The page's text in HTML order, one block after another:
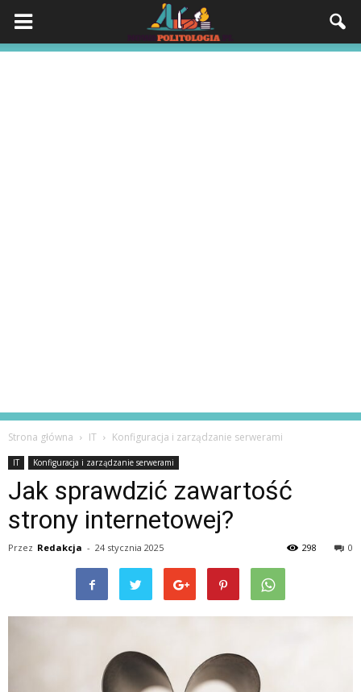
Strona główna IT Konfiguracja i zarządzanie serwerami
IT Konfiguracja i zarządzanie serwerami
Jak sprawdzić zawartość
strony internetowej?
Przez Redakcja - 24 stycznia 2025 0
298